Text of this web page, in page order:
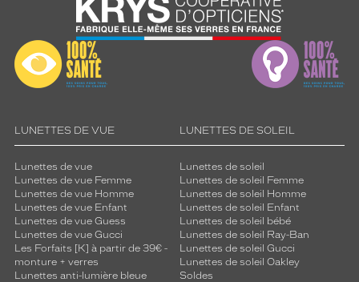
LUNETTES DE VUE
Lunettes de vue
Lunettes de vue Femme
Lunettes de vue Homme
Lunettes de vue Enfant
Lunettes de vue Guess
Lunettes de vue Gucci
Les Forfaits [K] à partir de 39€ -
monture + verres
Lunettes anti-lumière bleue
LUNETTES DE SOLEIL
Lunettes de soleil
Lunettes de soleil Femme
Lunettes de soleil Homme
Lunettes de soleil Enfant
Lunettes de soleil bébé
Lunettes de soleil Ray-Ban
Lunettes de soleil Gucci
Lunettes de soleil Oakley
Soldes